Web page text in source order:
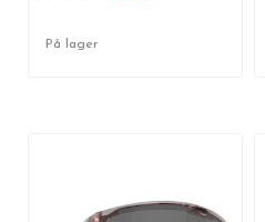
På lager